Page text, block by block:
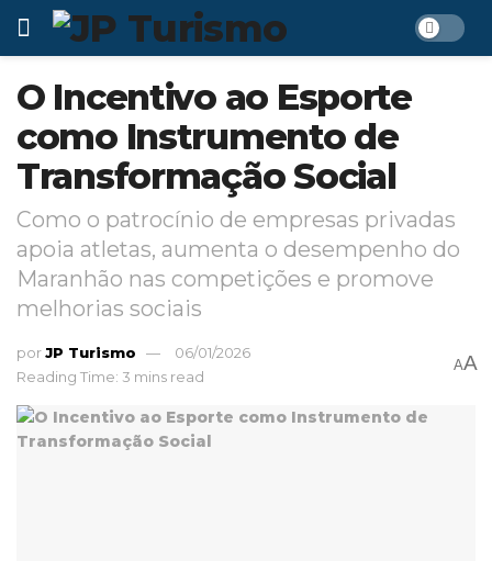
O Incentivo ao Esporte
como Instrumento de
Transformação Social
Como o patrocínio de empresas privadas
apoia atletas, aumenta o desempenho do
Maranhão nas competições e promove
melhorias sociais
porJP Turismo
06/01/2026
Reading Time: 3 mins read
AA